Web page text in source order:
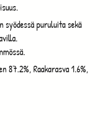
syödessä puruluita sekä
87.2%, Raakarasva 1.6%,